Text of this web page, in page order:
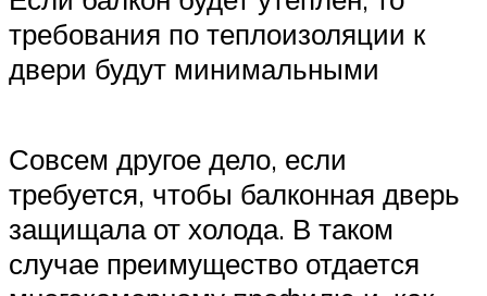
требования по теплоизоляции к
двери будут минимальными
Совсем другое дело, если
требуется, чтобы балконная дверь
защищала от холода. В таком
случае преимущество отдается